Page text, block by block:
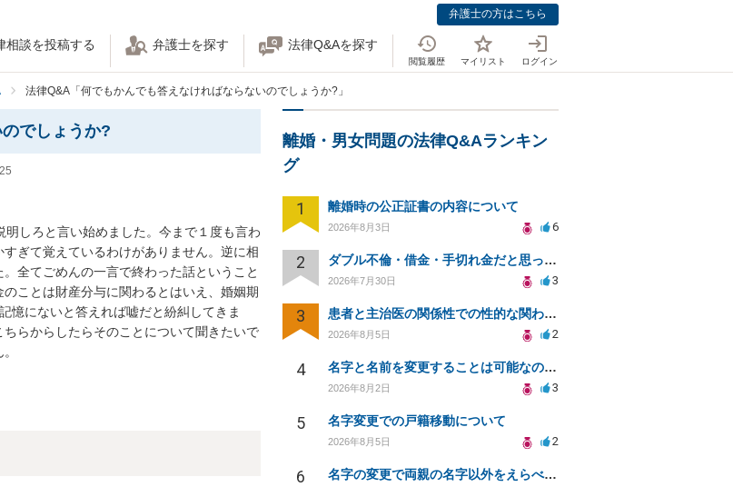
弁護士の方はこちら
相談を投稿する 弁護士を探す 法律Q&Aを探す
閲覧履歴 マイリスト ログイン
法律Q&A「何でもかんでも答えなければならないのでしょうか?」
でしょうか?
しろと言い始めました。今まで１度も言わ
ぎて覚えているわけがありません。逆に相
全てごめんの一言で終わった話ということ
ことは財産分与に関わるとはいえ、婚姻期
憶にないと答えれば嘘だと紛糾してきま
らからしたらそのことについて聞きたいで
離婚・男女問題の法律Q&Aランキン
グ
1 離婚時の公正証書の内容について
2026年8月3日 6
2 ダブル不倫・借金・手切れ金だと思っていたお金を1年後いまさら脅迫罪として通知書が来てまとめて請求
2026年7月30日 3
3 患者と主治医の関係性での性的な関わりからのトラブル
2026年8月5日 2
4 名字と名前を変更することは可能なのか？
2026年8月2日 3
5 名字変更での戸籍移動について
2026年8月5日 2
6 名字の変更で両親の名字以外をえらべるのか？